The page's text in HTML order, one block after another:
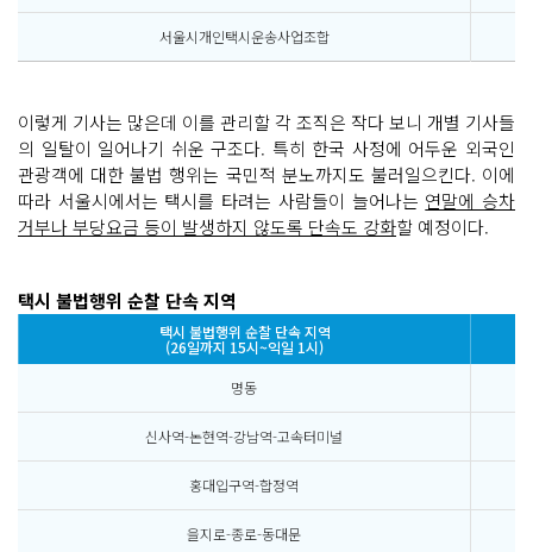
서울시개인택시운송사업조합
이렇게 기사는 많은데 이를 관리할 각 조직은 작다 보니 개별 기사들
의 일탈이 일어나기 쉬운 구조다. 특히 한국 사정에 어두운 외국인
관광객에 대한 불법 행위는 국민적 분노까지도 불러일으킨다. 이에
따라 서울시에서는 택시를 타려는 사람들이 늘어나는 연말에 승차
거부나 부당요금 등이 발생하지 않도록 단속도 강화할 예정이다.
택시 불법행위 순찰 단속 지역
택시 불법행위 순찰 단속 지역
(26일까지 15시~익일 1시)
명동
신사역-논현역-강남역-고속터미널
홍대입구역-합정역
을지로-종로-동대문